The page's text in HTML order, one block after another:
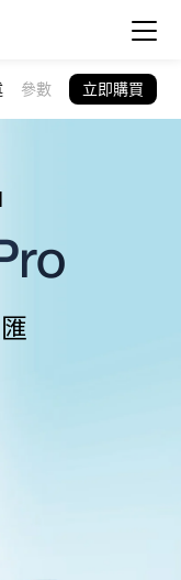
參數 立即購買